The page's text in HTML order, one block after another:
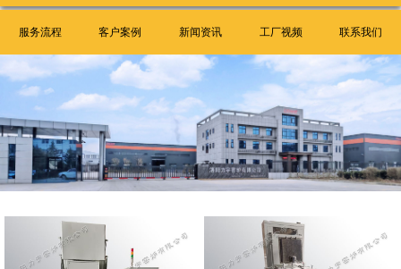
服务流程 客户案例 新闻资讯 工厂视频 联系我们